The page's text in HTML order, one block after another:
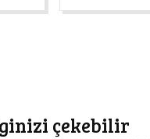
çekebilir